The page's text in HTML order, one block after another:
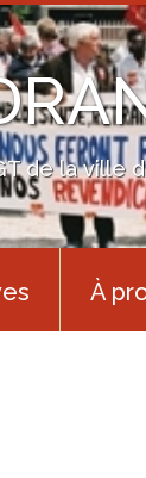
de la ville
À